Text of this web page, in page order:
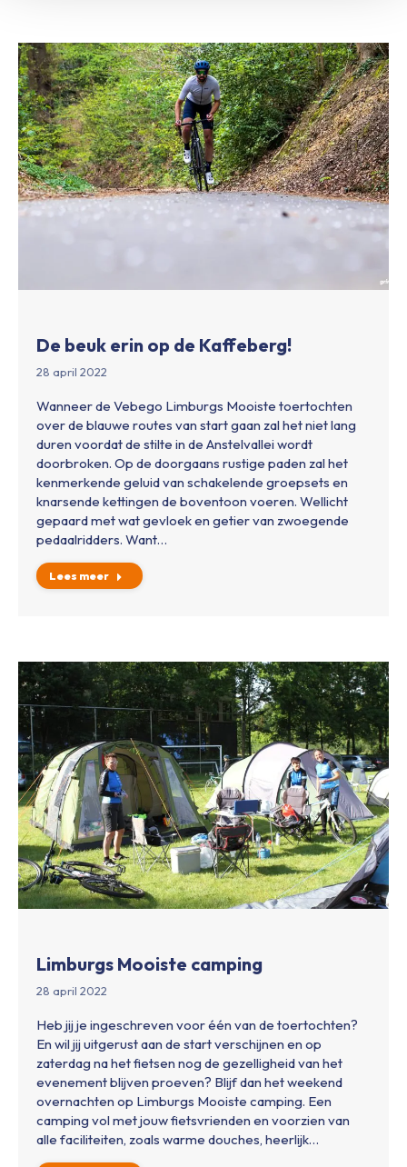
De beuk erin op de Kaffeberg!
28 april 2022
Wanneer de Vebego Limburgs Mooiste toertochten
over de blauwe routes van start gaan zal het niet lang
duren voordat de stilte in de Anstelvallei wordt
doorbroken. Op de doorgaans rustige paden zal het
kenmerkende geluid van schakelende groepsets en
knarsende kettingen de boventoon voeren. Wellicht
gepaard met wat gevloek en getier van zwoegende
pedaalridders. Want…
Lees meer
Limburgs Mooiste camping
28 april 2022
Heb jij je ingeschreven voor één van de toertochten?
En wil jij uitgerust aan de start verschijnen en op
zaterdag na het fietsen nog de gezelligheid van het
evenement blijven proeven? Blijf dan het weekend
overnachten op Limburgs Mooiste camping. Een
camping vol met jouw fietsvrienden en voorzien van
alle faciliteiten, zoals warme douches, heerlijk…